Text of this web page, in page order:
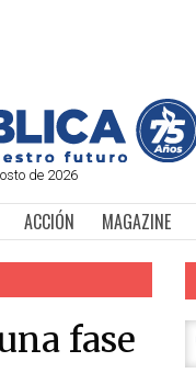
de 2026
ACCIÓN MAGAZINE
fase